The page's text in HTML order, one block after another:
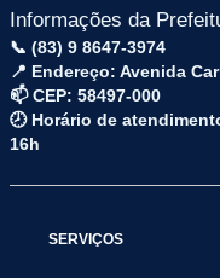
Informações da
📞 (83) 9 8647-3974
📍 Endereço: Avenida
📫 CEP: 58497-000
🕗 Horário de
16h
SERVIÇOS